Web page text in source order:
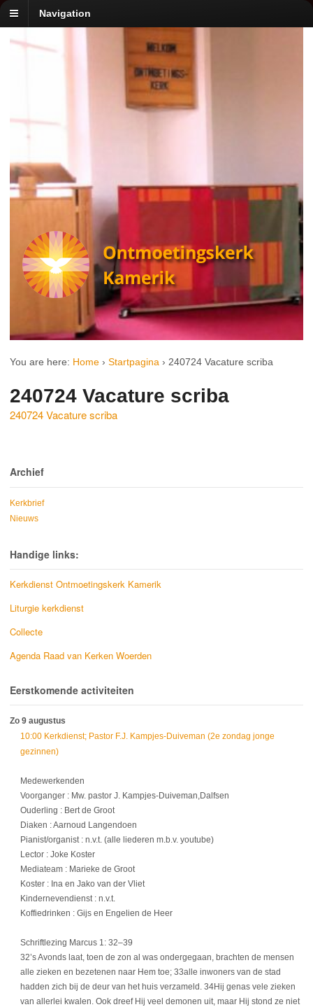
Navigation
You are here: Home › Startpagina › 240724 Vacature scriba
240724 Vacature scriba
240724 Vacature scriba
Archief
Kerkbrief
Nieuws
Handige links:
Kerkdienst Ontmoetingskerk Kamerik
Liturgie kerkdienst
Collecte
Agenda Raad van Kerken Woerden
Eerstkomende activiteiten
Zo 9 augustus
10:00 Kerkdienst; Pastor F.J. Kampjes-Duiveman (2e zondag jonge
gezinnen)
Medewerkenden
Voorganger : Mw. pastor J. Kampjes-Duiveman,Dalfsen
Ouderling : Bert de Groot
Diaken : Aarnoud Langendoen
Pianist/organist : n.v.t. (alle liederen m.b.v. youtube)
Lector : Joke Koster
Mediateam : Marieke de Groot
Koster : Ina en Jako van der Vliet
Kindernevendienst : n.v.t.
Koffiedrinken : Gijs en Engelien de Heer
Schriftlezing Marcus 1: 32–39
32’s Avonds laat, toen de zon al was ondergegaan, brachten de mensen
alle zieken en bezetenen naar Hem toe; 33alle inwoners van de stad
hadden zich bij de deur van het huis verzameld. 34Hij genas vele zieken
van allerlei kwalen. Ook dreef Hij veel demonen uit, maar Hij stond ze niet